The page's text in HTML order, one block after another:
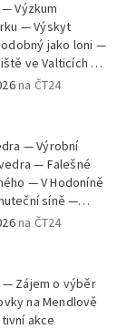
Výzkum
— Výskyt
jako loni —
ve Valticích —
pod
incident na
obran —
— Mobilní
na ČT24
— Výrobní
— Falešné
— V Hodoníně
síně —
hřišť —
Letná — Končí 52.
3. ročník
— Cesta na
na ČT24
Zájem o výběr
na Mendlově
akce